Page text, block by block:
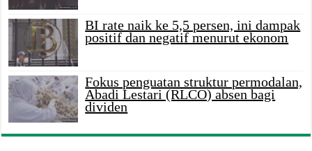
BI rate naik ke 5,5 persen, ini dampak
positif dan negatif menurut ekonom
Fokus penguatan struktur permodalan,
Abadi Lestari (RLCO) absen bagi
dividen